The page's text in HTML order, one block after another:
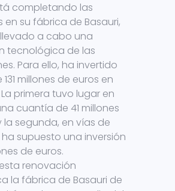
completando las
en su fábrica de Basauri,
a cabo una
tecnológica de las
Para ello, ha invertido
millones de euros en
primera tuvo lugar en
cuantía de 41 millones
la segunda, en vías de
ha supuesto una inversión
de euros.
renovación
la fábrica de Basauri de